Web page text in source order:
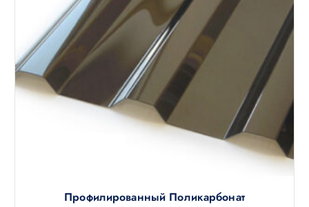
Профилированный Поликарбонат